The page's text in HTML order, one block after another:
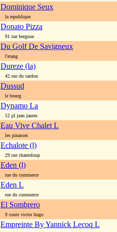
Dominique Seux
la republique
Donato Pizza
91 rue bergson
Du Golf De Savigneux
l'etang
Dureze (la)
42 rue du sardon
Dussud
le bourg
Dynamo La
12 pl jean jaures
Eau Vive Chalet L
les pinasses
Echalote (l)
29 rue chanteloup
Eden (l)
rue du commerce
Eden L
rue du commerce
El Sombrero
9 cours victor hugo
Empreinte By Yannick Lecoq L